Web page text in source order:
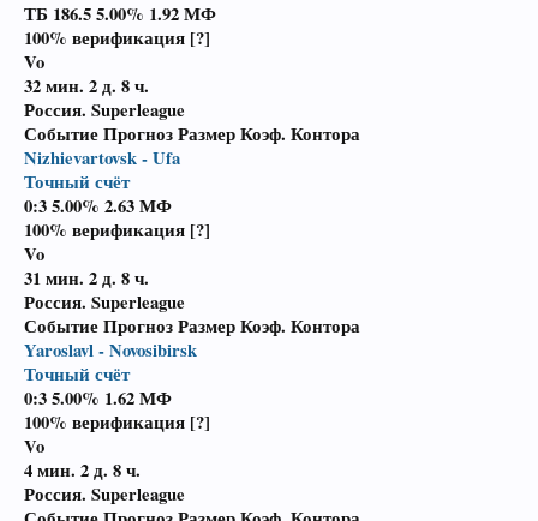
ТБ 186.5 5.00% 1.92МФ
100% верификация [?]
Vo
32 мин. 2 д. 8 ч.
Россия. Superleague
Событие Прогноз Размер Коэф. Контора
Nizhievartovsk - Ufa
Точный счёт
0:3 5.00% 2.63МФ
100% верификация [?]
Vo
31 мин. 2 д. 8 ч.
Россия. Superleague
Событие Прогноз Размер Коэф. Контора
Yaroslavl - Novosibirsk
Точный счёт
0:3 5.00% 1.62МФ
100% верификация [?]
Vo
4 мин. 2 д. 8 ч.
Россия. Superleague